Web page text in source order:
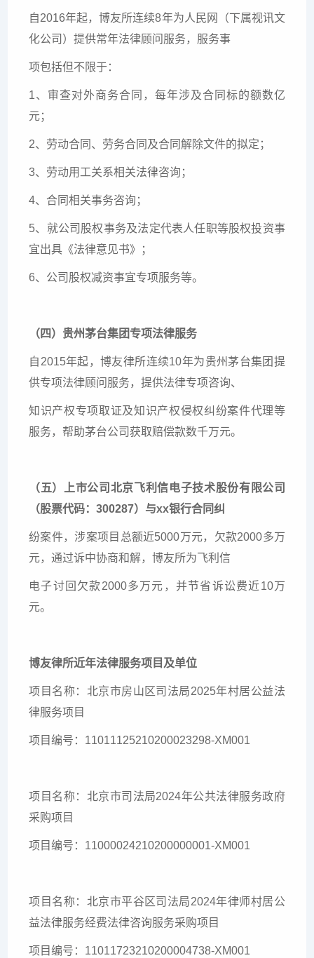
自2016年起，博友所连续8年为人民网（下属视讯文
化公司）提供常年法律顾问服务，服务事
项包括但不限于：
1、审查对外商务合同，每年涉及合同标的额数亿
元；
2、劳动合同、劳务合同及合同解除文件的拟定；
3、劳动用工关系相关法律咨询；
4、合同相关事务咨询；
5、就公司股权事务及法定代表人任职等股权投资事
宜出具《法律意见书》；
6、公司股权减资事宜专项服务等。
（四）贵州茅台集团专项法律服务
自2015年起，博友律所连续10年为贵州茅台集团提
供专项法律顾问服务，提供法律专项咨询、
知识产权专项取证及知识产权侵权纠纷案件代理等
服务，帮助茅台公司获取赔偿款数千万元。
（五）上市公司北京飞利信电子技术股份有限公司
（股票代码：300287）与xx银行合同纠
纷案件，涉案项目总额近5000万元，欠款2000多万
元，通过诉中协商和解，博友所为飞利信
电子讨回欠款2000多万元，并节省诉讼费近10万
元。
博友律所近年法律服务项目及单位
项目名称：北京市房山区司法局2025年村居公益法
律服务项目
项目编号：11011125210200023298-XM001
项目名称：北京市司法局2024年公共法律服务政府
采购项目
项目编号：11000024210200000001-XM001
项目名称：北京市平谷区司法局2024年律师村居公
益法律服务经费法律咨询服务采购项目
项目编号：11011723210200004738-XM001